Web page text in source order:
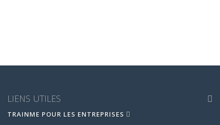
LIENS UTILES
TRAINME POUR LES ENTREPRISES